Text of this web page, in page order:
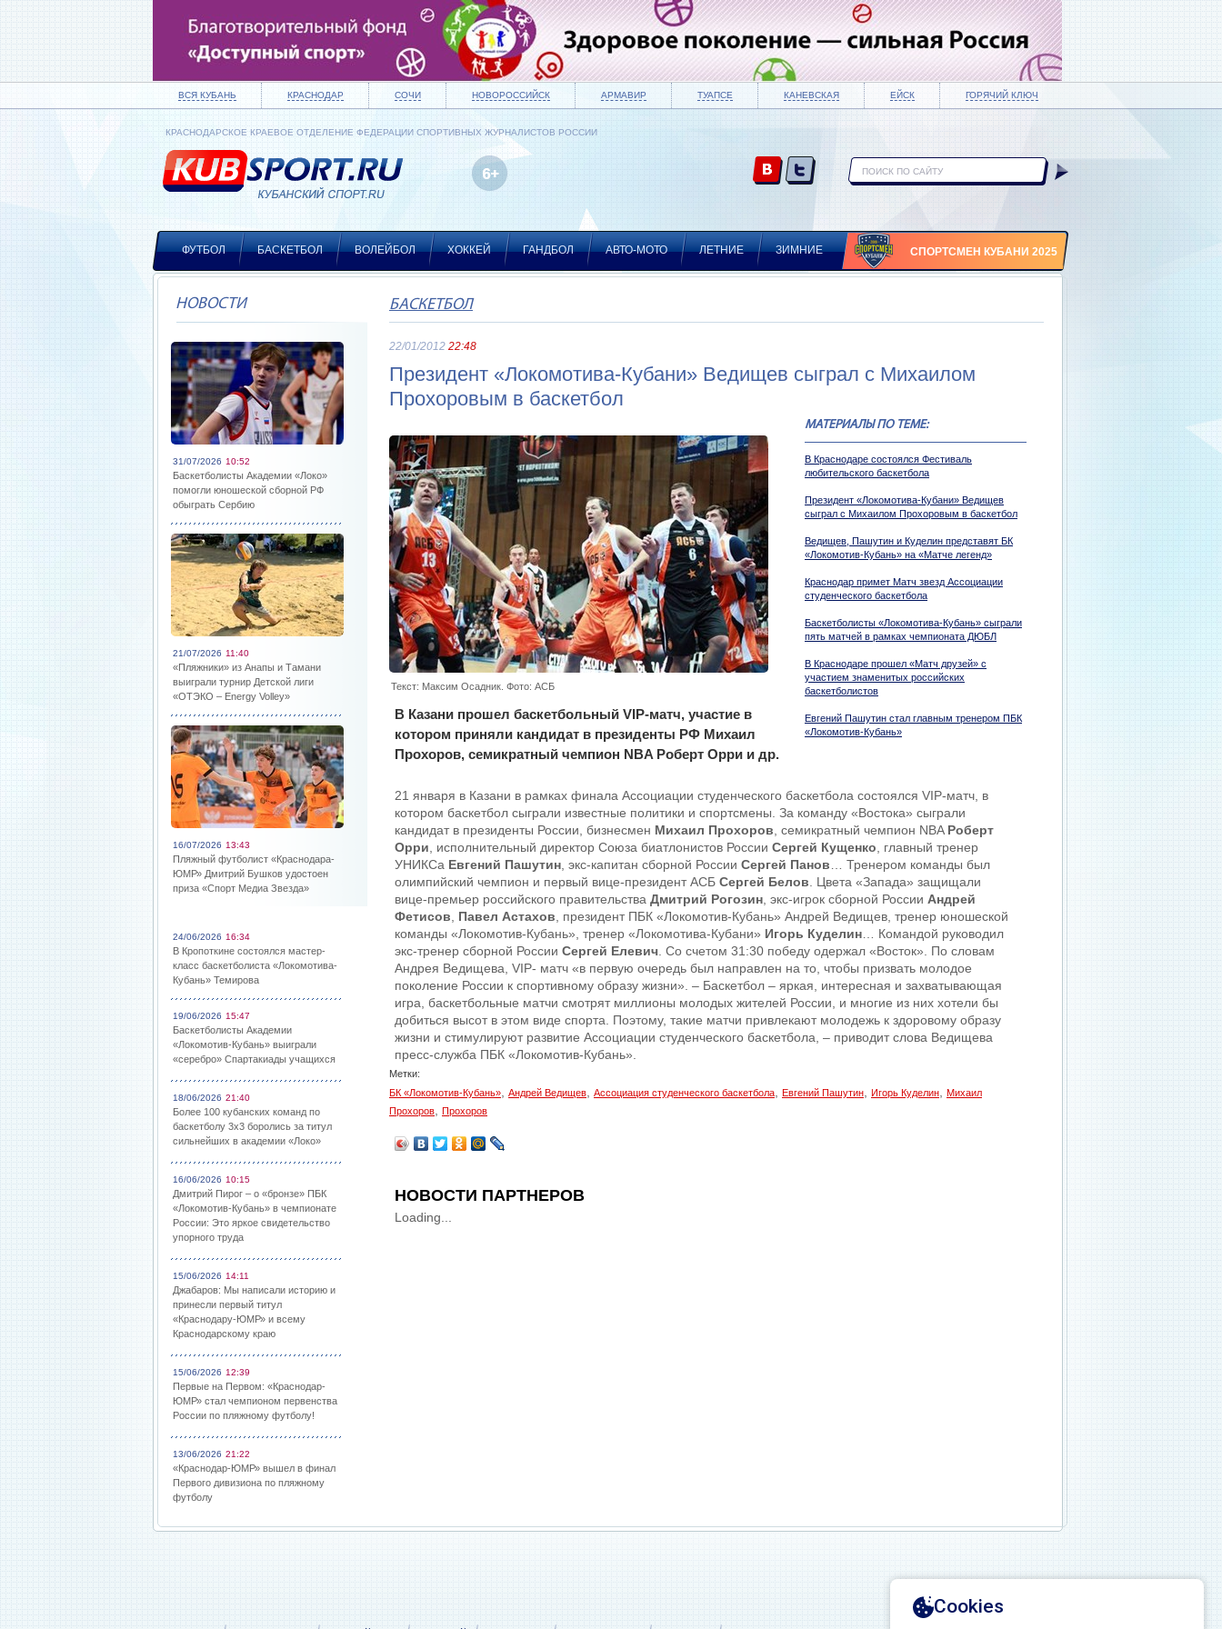
ВСЯ КУБАНЬ КРАСНОДАР СОЧИ НОВОРОССИЙСК АРМАВИР ТУАПСЕ КАНЕВСКАЯ ЕЙСК ГОРЯЧИЙ КЛЮЧ
КРАСНОДАРСКОЕ КРАЕВОЕ ОТДЕЛЕНИЕ ФЕДЕРАЦИИ СПОРТИВНЫХ ЖУРНАЛИСТОВ РОССИИ
ФУТБОЛ БАСКЕТБОЛ ВОЛЕЙБОЛ ХОККЕЙ ГАНДБОЛ АВТО-МОТО ЛЕТНИЕ ЗИМНИЕ СПОРТСМЕН КУБАНИ 2025
НОВОСТИ
31/07/2026 10:52
Баскетболисты Академии «Локо»
помогли юношеской сборной РФ
обыграть Сербию
21/07/2026 11:40
«Пляжники» из Анапы и Тамани
выиграли турнир Детской лиги
«ОТЭКО – Energy Volley»
16/07/2026 13:43
Пляжный футболист «Краснодара-
ЮМР» Дмитрий Бушков удостоен
приза «Спорт Медиа Звезда»
24/06/2026 16:34
В Кропоткине состоялся мастер-
класс баскетболиста «Локомотива-
Кубань» Темирова
19/06/2026 15:47
Баскетболисты Академии
«Локомотив-Кубань» выиграли
«серебро» Спартакиады учащихся
18/06/2026 21:40
Более 100 кубанских команд по
баскетболу 3х3 боролись за титул
сильнейших в академии «Локо»
16/06/2026 10:15
Дмитрий Пирог – о «бронзе» ПБК
«Локомотив-Кубань» в чемпионате
России: Это яркое свидетельство
упорного труда
15/06/2026 14:11
Джабаров: Мы написали историю и
принесли первый титул
«Краснодару-ЮМР» и всему
Краснодарскому краю
15/06/2026 12:39
Первые на Первом: «Краснодар-
ЮМР» стал чемпионом первенства
России по пляжному футболу!
13/06/2026 21:22
«Краснодар-ЮМР» вышел в финал
Первого дивизиона по пляжному
футболу
БАСКЕТБОЛ
22/01/2012 22:48
Президент «Локомотива-Кубани» Ведищев сыграл с Михаилом
Прохоровым в баскетбол
МАТЕРИАЛЫ ПО ТЕМЕ:
В Краснодаре состоялся Фестиваль
любительского баскетбола
Президент «Локомотива-Кубани» Ведищев
сыграл с Михаилом Прохоровым в баскетбол
Ведищев, Пашутин и Куделин представят БК
«Локомотив-Кубань» на «Матче легенд»
Краснодар примет Матч звезд Ассоциации
студенческого баскетбола
Баскетболисты «Локомотива-Кубань» сыграли
пять матчей в рамках чемпионата ДЮБЛ
В Краснодаре прошел «Матч друзей» с
участием знаменитых российских
баскетболистов
Евгений Пашутин стал главным тренером ПБК
«Локомотив-Кубань»
Текст: Максим Осадник. Фото: АСБ
В Казани прошел баскетбольный VIP-матч, участие в
котором приняли кандидат в президенты РФ Михаил
Прохоров, семикратный чемпион NBA Роберт Орри и др.
21 января в Казани в рамках финала Ассоциации студенческого баскетбола состоялся VIP-матч, в
котором баскетбол сыграли известные политики и спортсмены. За команду «Востока» сыграли
кандидат в президенты России, бизнесмен Михаил Прохоров , семикратный чемпион NBA Роберт
Орри , исполнительный директор Союза биатлонистов России Сергей Кущенко , главный тренер
УНИКСа Евгений Пашутин , экс-капитан сборной России Сергей Панов … Тренером команды был
олимпийский чемпион и первый вице-президент АСБ Сергей Белов . Цвета «Запада» защищали
вице-премьер российского правительства Дмитрий Рогозин , экс-игрок сборной России Андрей
Фетисов
Павел Астахов , президент ПБК «Локомотив-Кубань» Андрей Ведищев, тренер юношеской
команды «Локомотив-Кубань», тренер «Локомотива-Кубани» Игорь Куделин … Командой руководил
экс-тренер сборной России Сергей Елевич . Со счетом 31:30 победу одержал «Восток». По словам
Андрея Ведищева, VIP- матч «в первую очередь был направлен на то, чтобы призвать молодое
поколение России к спортивному образу жизни». – Баскетбол – яркая, интересная и захватывающая
игра, баскетбольные матчи смотрят миллионы молодых жителей России, и многие из них хотели бы
добиться высот в этом виде спорта. Поэтому, такие матчи привлекают молодежь к здоровому образу
жизни и стимулируют развитие Ассоциации студенческого баскетбола, – приводит слова Ведищева
пресс-служба ПБК «Локомотив-Кубань».
Метки:
БК «Локомотив-Кубань»
Андрей Ведищев Ассоциация студенческого баскетбола Евгений Пашутин Игорь Куделин
Михаил
Прохоров
Прохоров
НОВОСТИ ПАРТНЕРОВ
Loading...